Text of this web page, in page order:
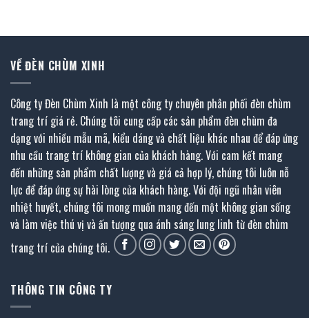
VỀ ĐÈN CHÙM XINH
Công ty Đèn Chùm Xinh là một công ty chuyên phân phối đèn chùm
trang trí giá rẻ. Chúng tôi cung cấp các sản phẩm đèn chùm đa
dạng với nhiều mẫu mã, kiểu dáng và chất liệu khác nhau để đáp ứng
nhu cầu trang trí không gian của khách hàng. Với cam kết mang
đến những sản phẩm chất lượng và giá cả hợp lý, chúng tôi luôn nỗ
lực để đáp ứng sự hài lòng của khách hàng. Với đội ngũ nhân viên
nhiệt huyết, chúng tôi mong muốn mang đến một không gian sống
và làm việc thú vị và ấn tượng qua ánh sáng lung linh từ đèn chùm
trang trí của chúng tôi.
THÔNG TIN CÔNG TY